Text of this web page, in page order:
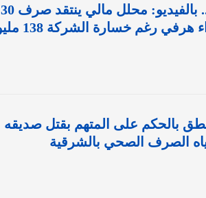
"المساهم الفقير أولى".. بالفيديو: محلل مالي ينتقد صرف 30
رغم خسارة الشركة 138 مليوناً
بالحكم على المتهم بقتل صديقه
الصرف الصحي بالشرقية